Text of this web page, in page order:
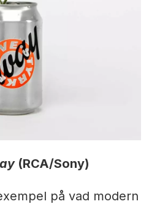
(RCA/Sony)
på vad modern